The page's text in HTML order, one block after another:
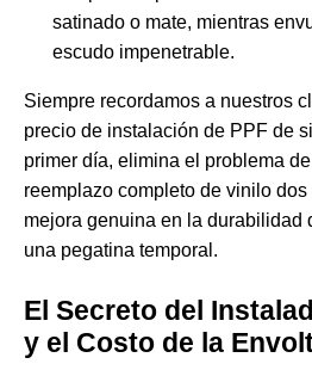
satinado o mate, mientras
escudo impenetrable.
Siempre recordamos a nuestros
precio de instalación de PPF de
primer día, elimina el problema
reemplazo completo de vinilo
mejora genuina en la durabilidad
una pegatina temporal.
El Secreto del
y el Costo de la